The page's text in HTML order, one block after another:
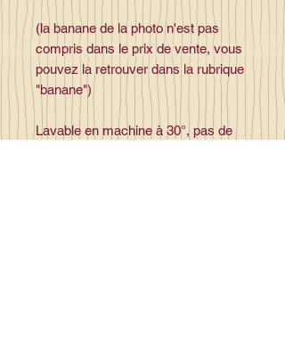
(la banane de la photo n'est pas
compris dans le prix de vente, vous
pouvez la retrouver dans la rubrique
"banane")
Lavable en machine à 30°, pas de